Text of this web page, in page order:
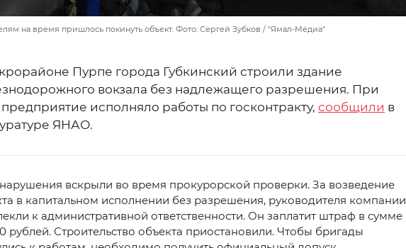
на время пришлось покинуть объект. Фото: Сергей Зубков / "Ямал-Медиа"
Пурпе города Губкинский строили здание
вокзала без надлежащего разрешения. При
исполняло работы по госконтракту, сообщили в
ЯНАО.
вскрыли во время прокурорской проверки. За возведение
в капитальном исполнении без разрешения, руководителя компании
к административной ответственности. Он заплатит штраф в сумме
рублей. Строительство объекта приостановили. Чтобы бригады